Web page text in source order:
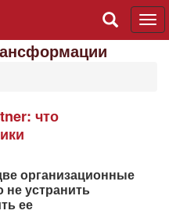
что
организационные
не устранить
ее